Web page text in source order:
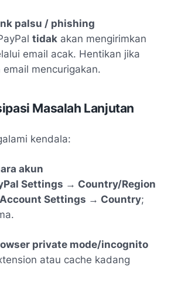
palsu / phishing
tidak akan mengirimkan
email acak. Hentikan jika
email mencurigakan.
Masalah Lanjutan
kendala:
akun
Settings → Country/Region
Settings → Country;
private mode/incognito
atau cache kadang